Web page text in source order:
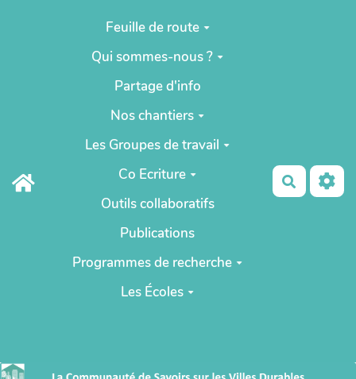
Aller au contenu principal
Feuille de route
Qui sommes-nous ?
Partage d'info
Nos chantiers
Les Groupes de travail
Co Ecriture
Outils collaboratifs
Publications
Programmes de recherche
Les Écoles